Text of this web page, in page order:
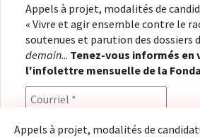
Appels à projet, modalités de
« Vivre et agir ensemble contre le
soutenues et parution des dossiers
demain... Tenez-vous informés en
l'infolettre mensuelle de la
Appels à projet, modalités de